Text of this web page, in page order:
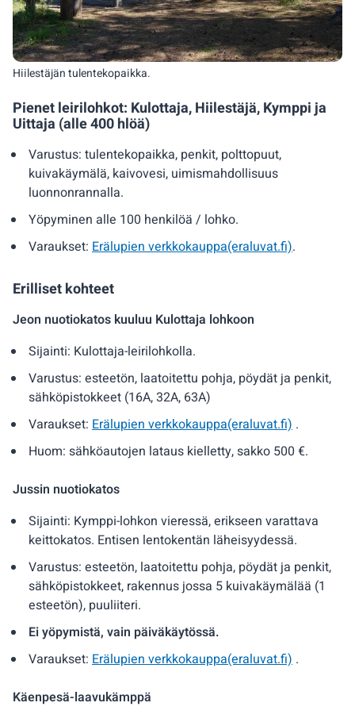
Pienet leirilohkot: Kulottaja, Hiilestäjä, Kymppi ja
Uittaja (alle 400 hlöä)
Varustus: tulentekopaikka, penkit, polttopuut,
kuivakäymälä, kaivovesi, uimismahdollisuus
luonnonrannalla.
Yöpyminen alle 100 henkilöä / lohko.
Varaukset: Erälupien verkkokauppa(eraluvat.fi).
Erilliset kohteet
Jeon nuotiokatos kuuluu Kulottaja lohkoon
Sijainti: Kulottaja-leirilohkolla.
Varustus: esteetön, laatoitettu pohja, pöydät ja penkit,
sähköpistokkeet (16A, 32A, 63A)
Varaukset: Erälupien verkkokauppa(eraluvat.fi) .
Huom: sähköautojen lataus kielletty, sakko 500 €.
Jussin nuotiokatos
Sijainti: Kymppi-lohkon vieressä, erikseen varattava
keittokatos. Entisen lentokentän läheisyydessä.
Varustus: esteetön, laatoitettu pohja, pöydät ja penkit,
sähköpistokkeet, rakennus jossa 5 kuivakäymälää (1
esteetön), puuliiteri.
Ei yöpymistä, vain päiväkäytössä.
Varaukset: Erälupien verkkokauppa(eraluvat.fi) .
Käenpesä-laavukämppä
Hiilestäjän tulentekopaikka.